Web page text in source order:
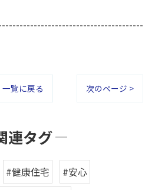
一覧に戻る 次のページ >
連タグ
#健康住宅
#安心